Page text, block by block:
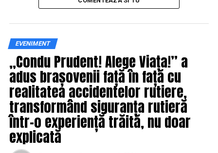
EVENIMENT
„Condu Prudent! Alege Viața!” a
adus brașovenii față în față cu
realitatea accidentelor rutiere,
transformând siguranța rutieră
într-o experiență trăită, nu doar
explicată